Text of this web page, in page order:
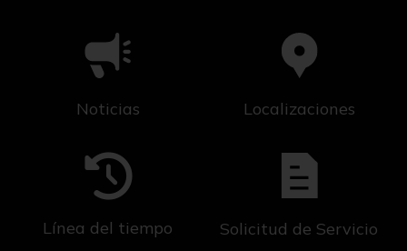
Noticias Localizaciones
Línea del tiempo Solicitud de Servicio